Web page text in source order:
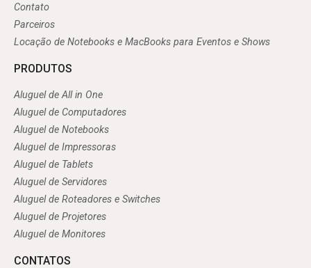
Contato
Parceiros
Locação de Notebooks e MacBooks para Eventos e Shows
PRODUTOS
Aluguel de All in One
Aluguel de Computadores
Aluguel de Notebooks
Aluguel de Impressoras
Aluguel de Tablets
Aluguel de Servidores
Aluguel de Roteadores e Switches
Aluguel de Projetores
Aluguel de Monitores
CONTATOS